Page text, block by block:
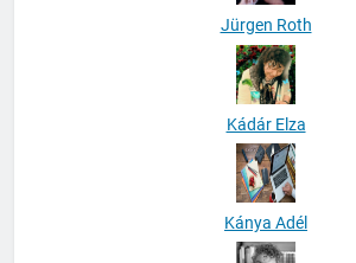
Jürgen Roth
Kádár Elza
Kánya Adél